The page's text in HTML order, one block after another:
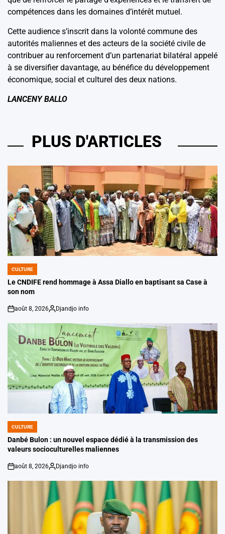
compétences dans les domaines d’intérêt mutuel.
Cette audience s’inscrit dans la volonté commune des
autorités maliennes et des acteurs de la société civile de
contribuer au renforcement d’un partenariat bilatéral appelé
à se diversifier davantage, au bénéfice du développement
économique, social et culturel des deux nations.
LANCENY BALLO
PLUS D'ARTICLES
POSTED
IN
CULTURE
Le CNDIFE rend hommage à Assa Diallo en baptisant sa Case à
son nom
on
août 8, 2026
Posted
by
Djandjo info
POSTED
IN
CULTURE
Danbé Bulon : un nouvel espace dédié à la transmission des
valeurs socioculturelles maliennes
on
août 8, 2026
Posted
by
Djandjo info